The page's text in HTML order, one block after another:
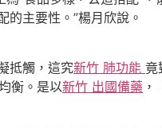
的主要性。”楊月欣說。
抵觸，這究新竹 肺功能 竟
衡。是以新竹 出國備藥